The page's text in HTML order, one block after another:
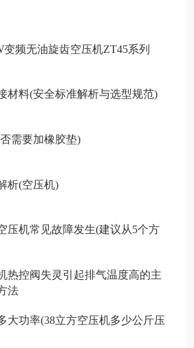
变频无油旋齿空压机ZT45系列
材料(安全标准解析与选型规范)
需要加橡胶垫)
析(空压机)
压机常见故障发生(建议从5个方
热控阀失灵引起排气温度高的主
法
大功率(38立方空压机多少公斤压